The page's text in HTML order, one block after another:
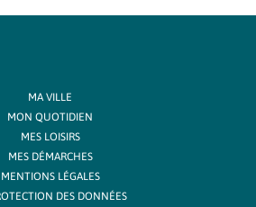
MA VILLE
MON QUOTIDIEN
MES LOISIRS
MES DÉMARCHES
MENTIONS LÉGALES
DES DONNÉES